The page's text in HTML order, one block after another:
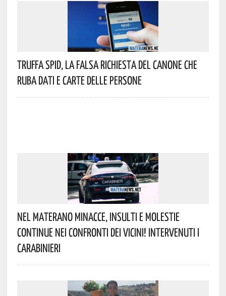
Truffa Spid, La Falsa Richiesta Del Canone Che
Ruba Dati E Carte Delle Persone
Nel Materano Minacce, Insulti E Molestie
Continue Nei Confronti Dei Vicini! Intervenuti I
Carabinieri